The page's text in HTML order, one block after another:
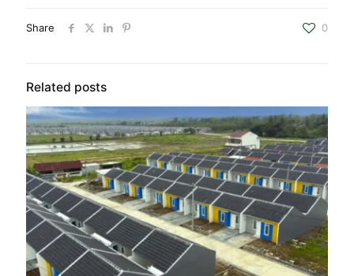
Share 0
Related posts